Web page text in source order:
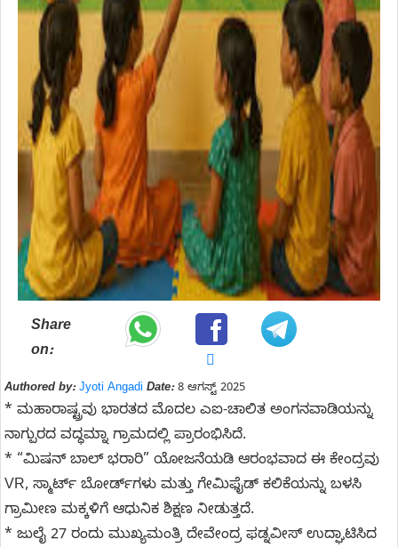
Share
on:
Authored by: Jyoti Angadi Date:8 ಆಗಸ್ಟ್ 2025
* ಮಹಾರಾಷ್ಟ್ರವು ಭಾರತದ ಮೊದಲ ಎಐ-ಚಾಲಿತ ಅಂಗನವಾಡಿಯನ್ನು
ನಾಗ್ಪುರದ ವದ್ಧಮ್ನಾ ಗ್ರಾಮದಲ್ಲಿ ಪ್ರಾರಂಭಿಸಿದೆ.
* “ಮಿಷನ್ ಬಾಲ್ ಭರಾರಿ” ಯೋಜನೆಯಡಿ ಆರಂಭವಾದ ಈ ಕೇಂದ್ರವು
VR, ಸ್ಮಾರ್ಟ್ ಬೋರ್ಡ್‌ಗಳು ಮತ್ತು ಗೇಮಿಫೈಡ್ ಕಲಿಕೆಯನ್ನು ಬಳಸಿ
ಗ್ರಾಮೀಣ ಮಕ್ಕಳಿಗೆ ಆಧುನಿಕ ಶಿಕ್ಷಣ ನೀಡುತ್ತದೆ.
* ಜುಲೈ 27 ರಂದು ಮುಖ್ಯಮಂತ್ರಿ ದೇವೇಂದ್ರ ಫಡ್ನವೀಸ್ ಉದ್ಘಾಟಿಸಿದ